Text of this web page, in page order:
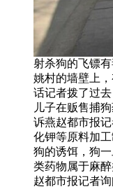
射杀狗的飞镖
姚村的墙壁上
话记者拨了过
儿子在贩售捕
诉燕赵都市报
化钾等原料加
狗的诱饵，狗
类药物属于麻
赵都市报记者